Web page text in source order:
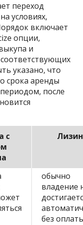
переход
условиях,
включает
опции,
и
указано, что
срока аренды
после
с
обычно
владение
без